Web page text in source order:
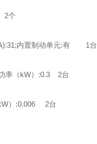
2个
(A):31;内置制动单元:有 1台
率（kW）:0.3 2台
kW）:0.006 2台